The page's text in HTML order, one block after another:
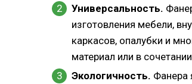
Универсальность.
изготовления мебели,
каркасов, опалубки и
материал или в
Экологичность. Фанера